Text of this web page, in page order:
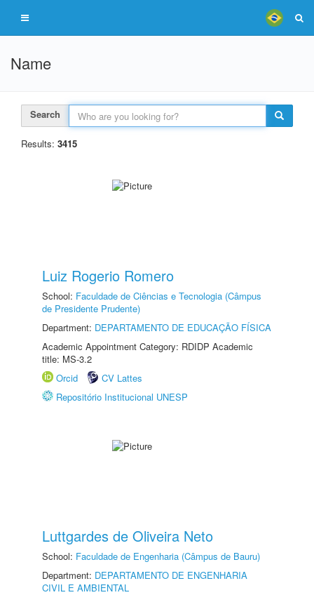
Name
Search
Results: 3415
Luiz Rogerio Romero
School: Faculdade de Ciências e Tecnologia (Câmpus
de Presidente Prudente)
Department: DEPARTAMENTO DE EDUCAÇÃO FÍSICA
Academic Appointment Category: RDIDP Academic
title: MS-3.2
Orcid
CV Lattes
Repositório Institucional UNESP
Luttgardes de Oliveira Neto
School: Faculdade de Engenharia (Câmpus de Bauru)
Department: DEPARTAMENTO DE ENGENHARIA
CIVIL E AMBIENTAL